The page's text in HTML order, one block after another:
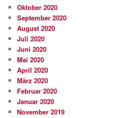
Oktober 2020
September 2020
August 2020
Juli 2020
Juni 2020
Mai 2020
April 2020
März 2020
Februar 2020
Januar 2020
November 2019